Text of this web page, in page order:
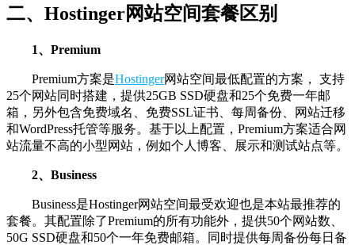
二、Hostinger网站空间套餐区别
1、Premium
Premium方案是Hostinger网站空间最低配置的方案， 支持
25个网站同时搭建，提供25GB SSD硬盘和25个免费一年邮
箱，另外包含免费域名、免费SSL证书、每周备份、网站迁移
和WordPress托管等服务。基于以上配置，Premium方案适合网
站流量不高的小型网站，例如个人博客、展示和测试站点等。
2、Business
Business是Hostinger网站空间最受欢迎也是本站最推荐的
套餐。其配置除了Premium的所有功能外，提供50个网站数、
50G SSD硬盘和50个一年免费邮箱。同时提供每周备份每日备